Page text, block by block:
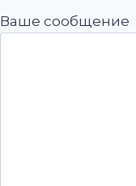
Ваше сообщение